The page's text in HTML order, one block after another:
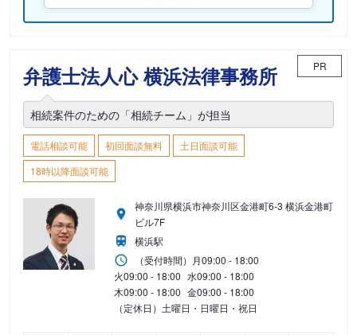
弁護士法人心 横浜法律事務所 PR
相続案件のための「相続チーム」が担当
電話相談可能 初回面談無料
土日面談可能
18時以降面談可能
神奈川県横浜市神奈川区金港町6-3 横浜金港町
ビル7F
横浜駅
（受付時間） 月09:00 - 18:00
火09:00 - 18:00 水09:00 - 18:00
木09:00 - 18:00 金09:00 - 18:00
（定休日）土曜日・日曜日・祝日